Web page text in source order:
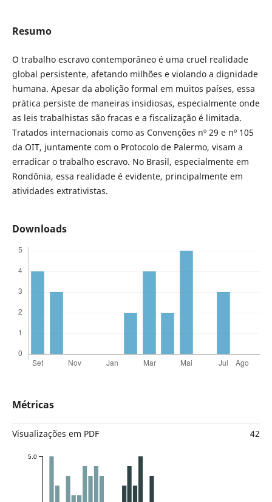
Resumo
O trabalho escravo contemporâneo é uma cruel realidade
global persistente, afetando milhões e violando a dignidade
humana. Apesar da abolição formal em muitos países, essa
prática persiste de maneiras insidiosas, especialmente onde
as leis trabalhistas são fracas e a fiscalização é limitada.
Tratados internacionais como as Convenções nº 29 e nº 105
da OIT, juntamente com o Protocolo de Palermo, visam a
erradicar o trabalho escravo. No Brasil, especialmente em
Rondônia, essa realidade é evidente, principalmente em
atividades extrativistas.
Downloads
Métricas
Visualizações em PDF 42
5.0